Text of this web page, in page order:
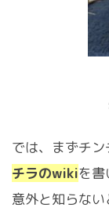
では、まずチン
チラのwikiを書
意外と知らな